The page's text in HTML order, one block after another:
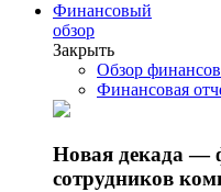
Финансовый
обзор
Закрыть
Обзор
Финансовая
Новая декада —
сотрудников